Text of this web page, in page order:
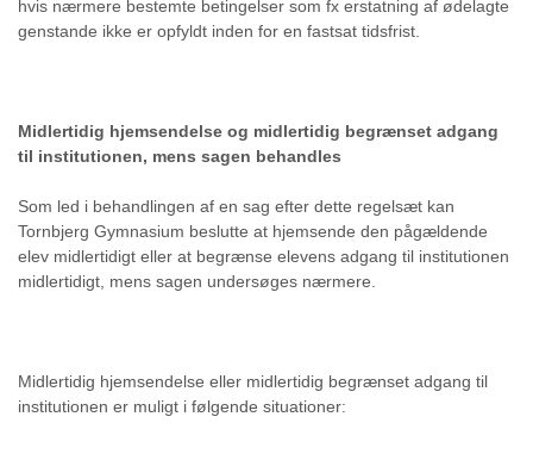
hvis nærmere bestemte betingelser som fx erstatning af ødelagte
genstande ikke er opfyldt inden for en fastsat tidsfrist.
Midlertidig hjemsendelse og midlertidig begrænset adgang
til institutionen, mens sagen behandles
Som led i behandlingen af en sag efter dette regelsæt kan
Tornbjerg Gymnasium beslutte at hjemsende den pågældende
elev midlertidigt eller at begrænse elevens adgang til institutionen
midlertidigt, mens sagen undersøges nærmere.
Midlertidig hjemsendelse eller midlertidig begrænset adgang til
institutionen er muligt i følgende situationer: